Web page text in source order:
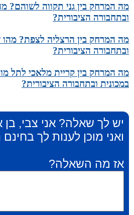
מה המרחק בין גני תקווה לשוהם?
ובתחבורה הציבורית?
מה המרחק בין הרצליה לצפת? מהו
ובתחבורה הציבורית?
מה המרחק בין קריית מלאכי לתל
במכונית ובתחבורה הציבורית?
יש לך שאלה? אני צבי, בן
ואני מוכן לענות לך
אז מה השאלה?